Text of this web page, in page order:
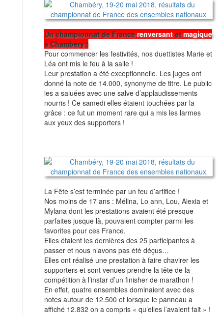
Un championnat de Francerenversantetmagique
à Chambéry !
Pour commencer les festivités, nos duettistes Marie et
Léa ont mis le feu à la salle !
Leur prestation a été exceptionnelle. Les juges ont
donné la note de 14.000, synonyme de titre. Le public
les a saluées avec une salve d’applaudissements
nourris ! Ce samedi elles étaient touchées par la
grâce : ce fut un moment rare qui a mis les larmes
aux yeux des supporters !
La Fête s’est terminée par un feu d’artifice !
Nos moins de 17 ans : Mélina, Lo ann, Lou, Alexia et
Mylana dont les prestations avaient été presque
parfaites jusque là, pouvaient compter parmi les
favorites pour ces France.
Elles étaient les dernières des 25 participantes à
passer et nous n’avons pas été déçus…
Elles ont réalisé une prestation à faire chavirer les
supporters et sont venues prendre la tête de la
compétition à l’instar d’un finisher de marathon !
En effet, quatre ensembles dominaient avec des
notes autour de 12.500 et lorsque le panneau a
affiché 12.832 on a compris « qu’elles l’avaient fait » !